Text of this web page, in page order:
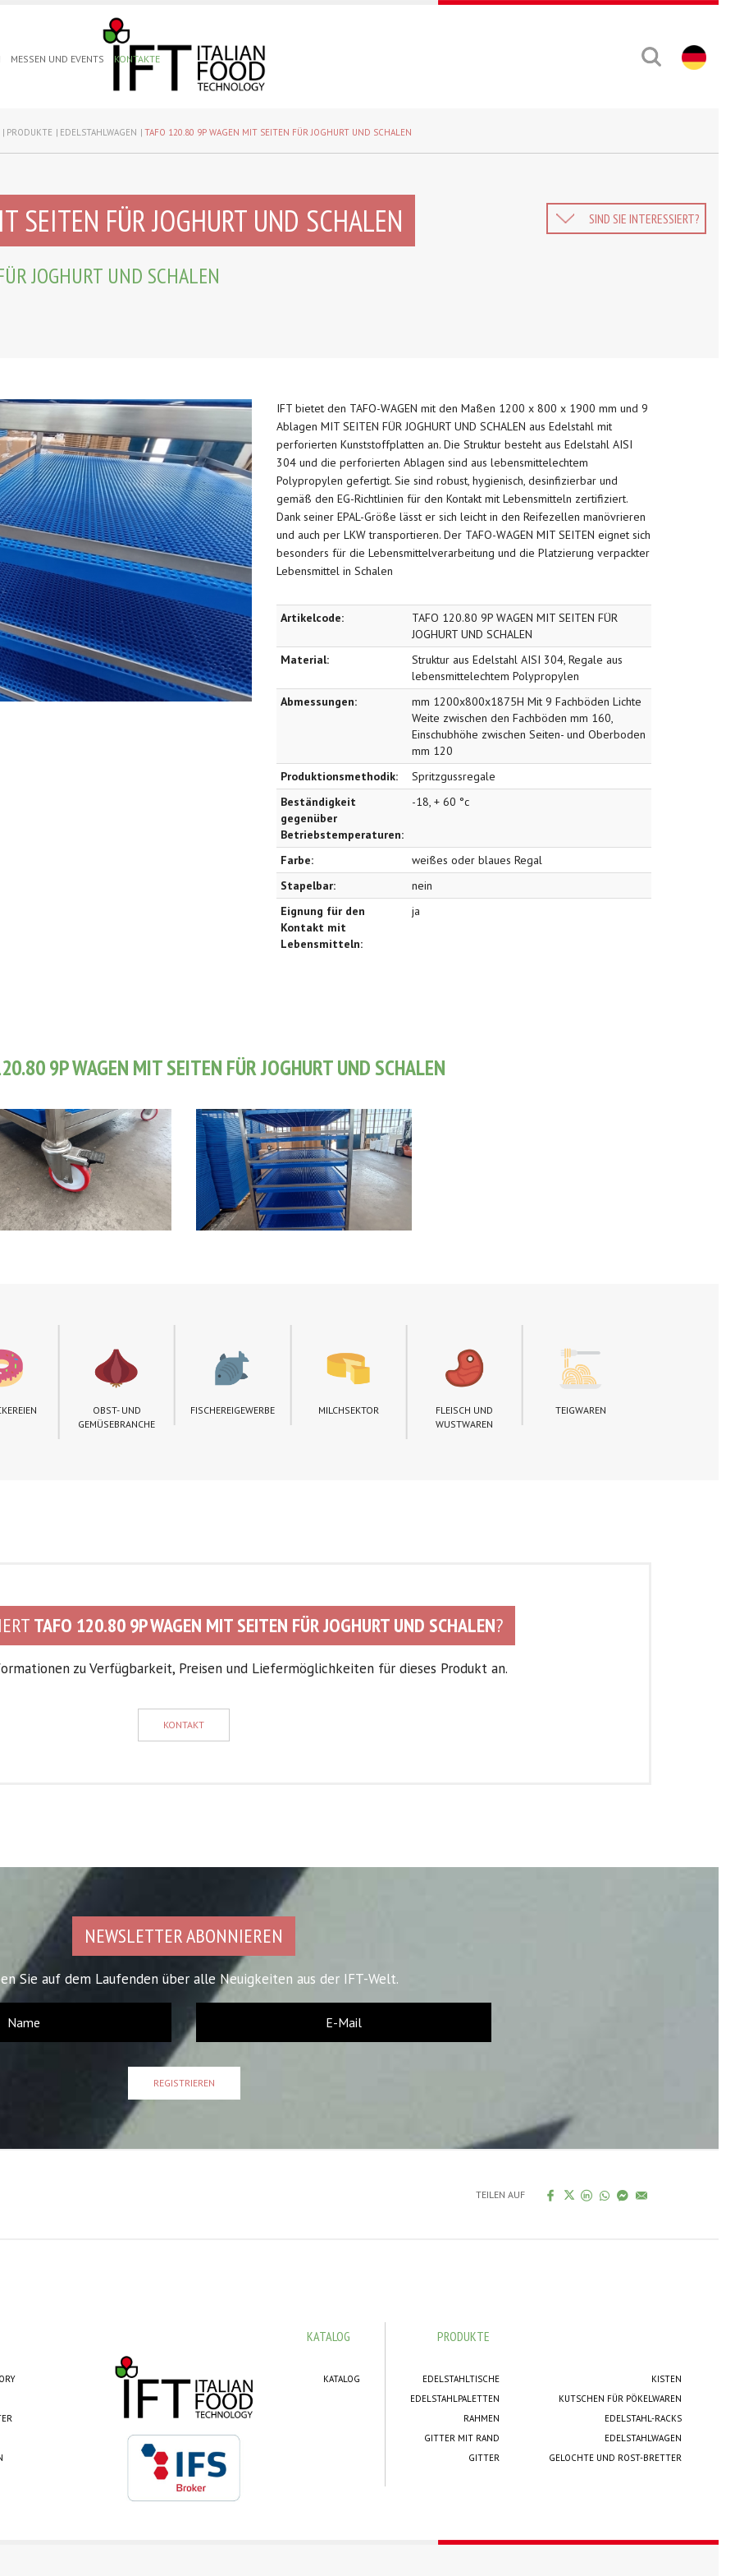
MESSEN UND EVENTS KONTAKTE
PRODUKTE EDELSTAHLWAGEN TAFO 120.80 9P WAGEN MIT SEITEN FÜR JOGHURT UND SCHALEN
SEITEN FÜR JOGHURT UND SCHALEN
JOGHURT UND SCHALEN
SIND SIE INTERESSIERT?
IFT bietet den TAFO-WAGEN mit den Maßen 1200 x 800 x 1900 mm und 9
Ablagen MIT SEITEN FÜR JOGHURT UND SCHALEN aus Edelstahl mit
perforierten Kunststoffplatten an. Die Struktur besteht aus Edelstahl AISI
304 und die perforierten Ablagen sind aus lebensmittelechtem
Polypropylen gefertigt. Sie sind robust, hygienisch, desinfizierbar und
gemäß den EG-Richtlinien für den Kontakt mit Lebensmitteln zertifiziert.
Dank seiner EPAL-Größe lässt er sich leicht in den Reifezellen manövrieren
und auch per LKW transportieren. Der TAFO-WAGEN MIT SEITEN eignet sich
besonders für die Lebensmittelverarbeitung und die Platzierung verpackter
Lebensmittel in Schalen
Artikelcode:
TAFO 120.80 9P WAGEN MIT SEITEN FÜR
JOGHURT UND SCHALEN
Material:
Struktur aus Edelstahl AISI 304, Regale aus
lebensmittelechtem Polypropylen
Abmessungen:
mm 1200x800x1875H Mit 9 Fachböden Lichte
Weite zwischen den Fachböden mm 160,
Einschubhöhe zwischen Seiten- und Oberboden
mm 120
Produktionsmethodik:
Spritzgussregale
Beständigkeit
gegenüber
Betriebstemperaturen:
-18, + 60 °c
Farbe:
weißes oder blaues Regal
Stapelbar:
nein
Eignung für den
Kontakt mit
Lebensmitteln:
ja
9P WAGEN MIT SEITEN FÜR JOGHURT UND SCHALEN
OBST- UND
GEMÜSEBRANCHE
FISCHEREIGEWERBE MILCHSEKTOR
FLEISCH UND
WUSTWAREN
TEIGWAREN
TAFO 120.80 9P WAGEN MIT SEITEN FÜR JOGHURT UND SCHALEN?
zu Verfügbarkeit, Preisen und Liefermöglichkeiten für dieses Produkt an.
KONTAKT
NEWSLETTER ABONNIEREN
Sie auf dem Laufenden über alle Neuigkeiten aus der IFT-Welt.
REGISTRIEREN
TEILEN AUF
KISTEN
KUTSCHEN FÜR PÖKELWAREN
EDELSTAHL-RACKS
EDELSTAHLWAGEN
GELOCHTE UND ROST-BRETTER
PRODUKTE
EDELSTAHLTISCHE
EDELSTAHLPALETTEN
RAHMEN
GITTER MIT RAND
GITTER
KATALOG
KATALOG